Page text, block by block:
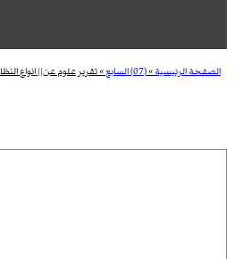
الصفحة الرئيسية»(07) السابع »تقرير علوم عن|| انواع